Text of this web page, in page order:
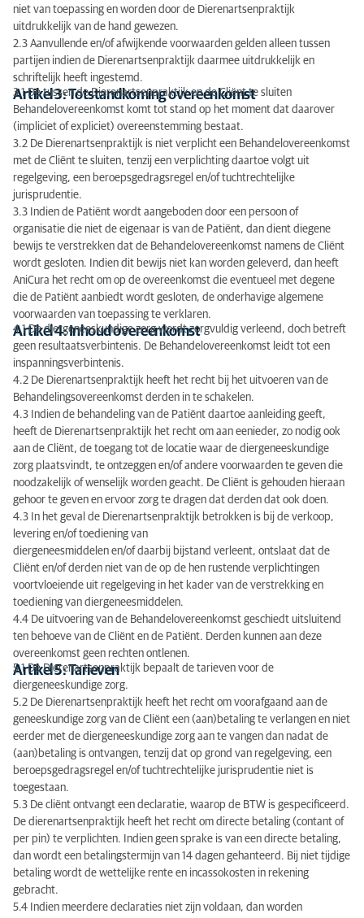
niet van toepassing en worden door de Dierenartsenpraktijk
uitdrukkelijk van de hand gewezen.
2.3 Aanvullende en/of afwijkende voorwaarden gelden alleen tussen
partijen indien de Dierenartsenpraktijk daarmee uitdrukkelijk en
schriftelijk heeft ingestemd.
Artikel 3: Totstandkoming overeenkomst
3.1 De tussen de Dierenartsenpraktijk en de Cliënt te sluiten
Behandelovereenkomst komt tot stand op het moment dat daarover
(impliciet of expliciet) overeenstemming bestaat.
3.2 De Dierenartsenpraktijk is niet verplicht een Behandelovereenkomst
met de Cliënt te sluiten, tenzij een verplichting daartoe volgt uit
regelgeving, een beroepsgedragsregel en/of tuchtrechtelijke
jurisprudentie.
3.3 Indien de Patiënt wordt aangeboden door een persoon of
organisatie die niet de eigenaar is van de Patiënt, dan dient diegene
bewijs te verstrekken dat de Behandelovereenkomst namens de Cliënt
wordt gesloten. Indien dit bewijs niet kan worden geleverd, dan heeft
AniCura het recht om op de overeenkomst die eventueel met degene
die de Patiënt aanbiedt wordt gesloten, de onderhavige algemene
voorwaarden van toepassing te verklaren.
Artikel 4: Inhoud overeenkomst
4.1 De diergeneeskundige zorg wordt zorgvuldig verleend, doch betreft
geen resultaatsverbintenis. De Behandelovereenkomst leidt tot een
inspanningsverbintenis.
4.2 De Dierenartsenpraktijk heeft het recht bij het uitvoeren van de
Behandelingsovereenkomst derden in te schakelen.
4.3 Indien de behandeling van de Patiënt daartoe aanleiding geeft,
heeft de Dierenartsenpraktijk het recht om aan eenieder, zo nodig ook
aan de Cliënt, de toegang tot de locatie waar de diergeneeskundige
zorg plaatsvindt, te ontzeggen en/of andere voorwaarden te geven die
noodzakelijk of wenselijk worden geacht. De Cliënt is gehouden hieraan
gehoor te geven en ervoor zorg te dragen dat derden dat ook doen.
4.3 In het geval de Dierenartsenpraktijk betrokken is bij de verkoop,
levering en/of toediening van
diergeneesmiddelen en/of daarbij bijstand verleent, ontslaat dat de
Cliënt en/of derden niet van de op de hen rustende verplichtingen
voortvloeiende uit regelgeving in het kader van de verstrekking en
toediening van diergeneesmiddelen.
4.4 De uitvoering van de Behandelovereenkomst geschiedt uitsluitend
ten behoeve van de Cliënt en de Patiënt. Derden kunnen aan deze
overeenkomst geen rechten ontlenen.
Artikel 5: Tarieven
5.1 De Dierenartsenpraktijk bepaalt de tarieven voor de
diergeneeskundige zorg.
5.2 De Dierenartsenpraktijk heeft het recht om voorafgaand aan de
geneeskundige zorg van de Cliënt een (aan)betaling te verlangen en niet
eerder met de diergeneeskundige zorg aan te vangen dan nadat de
(aan)betaling is ontvangen, tenzij dat op grond van regelgeving, een
beroepsgedragsregel en/of tuchtrechtelijke jurisprudentie niet is
toegestaan.
5.3 De cliënt ontvangt een declaratie, waarop de BTW is gespecificeerd.
De dierenartsenpraktijk heeft het recht om directe betaling (contant of
per pin) te verplichten. Indien geen sprake is van een directe betaling,
dan wordt een betalingstermijn van 14 dagen gehanteerd. Bij niet tijdige
betaling wordt de wettelijke rente en incassokosten in rekening
gebracht.
5.4 Indien meerdere declaraties niet zijn voldaan, dan worden